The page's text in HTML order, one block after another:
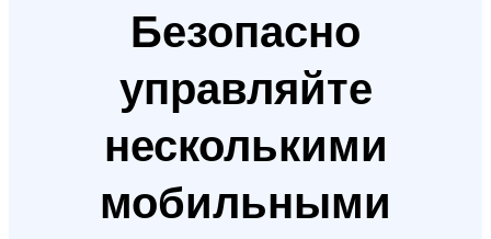
Безопасно
управляйте
несколькими
мобильными